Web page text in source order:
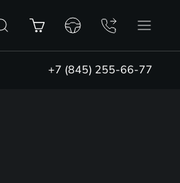
+7 (845) 255-66-77